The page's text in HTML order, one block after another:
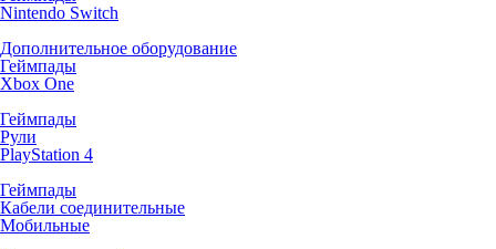
Nintendo Switch
Дополнительное оборудование
Геймпады
Xbox One
Геймпады
Рули
PlayStation 4
Геймпады
Кабели соединительные
Мобильные